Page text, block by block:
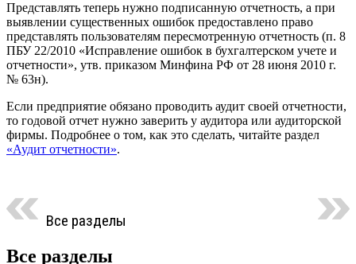
Представлять теперь нужно подписанную отчетность, а при
выявлении существенных ошибок предоставлено право
представлять пользователям пересмотренную отчетность (п. 8
ПБУ 22/2010 «Исправление ошибок в бухгалтерском учете и
отчетности», утв. приказом Минфина РФ от 28 июня 2010 г.
№ 63н).
Если предприятие обязано проводить аудит своей отчетности,
то годовой отчет нужно заверить у аудитора или аудиторской
фирмы. Подробнее о том, как это сделать, читайте раздел
«Аудит отчетности».
Все разделы
Все разделы